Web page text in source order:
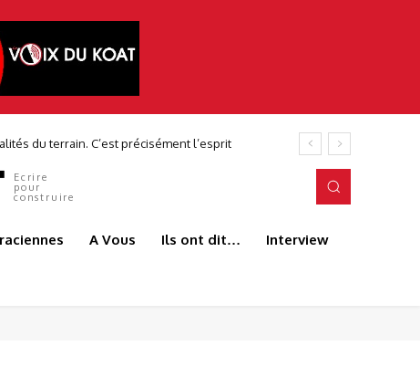
du terrain. C’est précisément l’esprit
Ecrire
pour
construire
A Vous Ils ont dit… Interview